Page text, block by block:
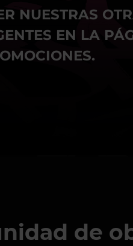
NUESTRAS
EN LA
de